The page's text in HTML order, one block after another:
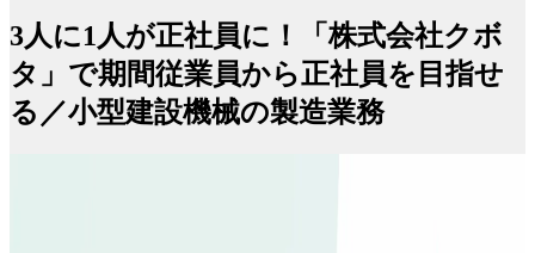
3人に1人が正社員に！「株式会社クボ
タ」で期間従業員から正社員を目指せ
る／小型建設機械の製造業務